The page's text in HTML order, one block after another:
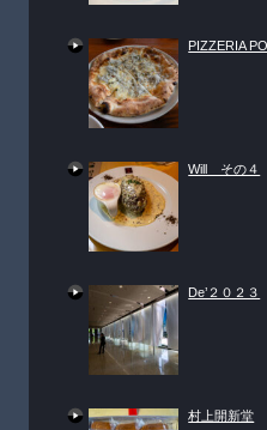
PIZZERIA
Will その４
De’２０２３
村上開新堂